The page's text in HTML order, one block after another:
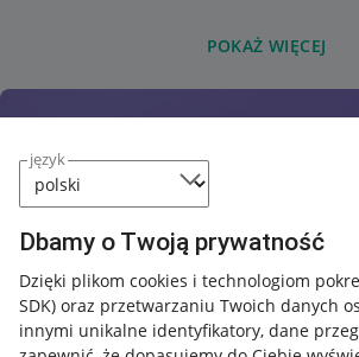
język
Dbamy o Twoją prywatność
Dzięki plikom cookies i technologiom
SDK) oraz przetwarzaniu Twoich danych
innymi unikalne identyfikatory, dane
POKAŻ WIĘCEJ